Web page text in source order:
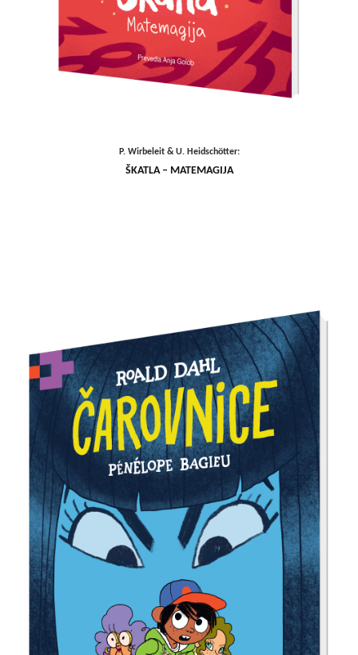
P. Wirbeleit & U. Heidschötter:
ŠKATLA – MATEMAGIJA